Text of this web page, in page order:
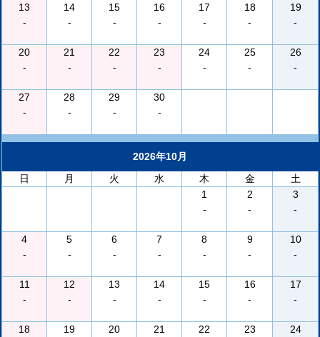
13
-
14
-
15
-
16
-
17
-
18
-
19
-
20
-
21
-
22
-
23
-
24
-
25
-
26
-
27
-
28
-
29
-
30
-
2026年10月
日
月 火 水 木 金
土
1
-
2
-
3
-
4
-
5
-
6
-
7
-
8
-
9
-
10
-
11
-
12
-
13
-
14
-
15
-
16
-
17
-
18 19 20 21 22 23 24